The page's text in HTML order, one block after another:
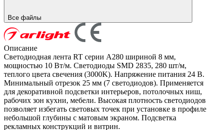
Все файлы
Описание
Светодиодная лента RT серии A280 шириной 8 мм,
мощностью 10 Вт/м. Светодиоды SMD 2835, 280 шт/м,
теплого цвета свечения (3000K). Напряжение питания 24 В.
Минимальный отрезок 25 мм (7 светодиодов). Применяется
для декоративной подсветки интерьеров, потолочных ниш,
рабочих зон кухни, мебели. Высокая плотность светодиодов
позволяет избегать световых точек при установке в профиле
небольшой глубины с матовым экраном. Подсветка
рекламных конструкций и витрин.